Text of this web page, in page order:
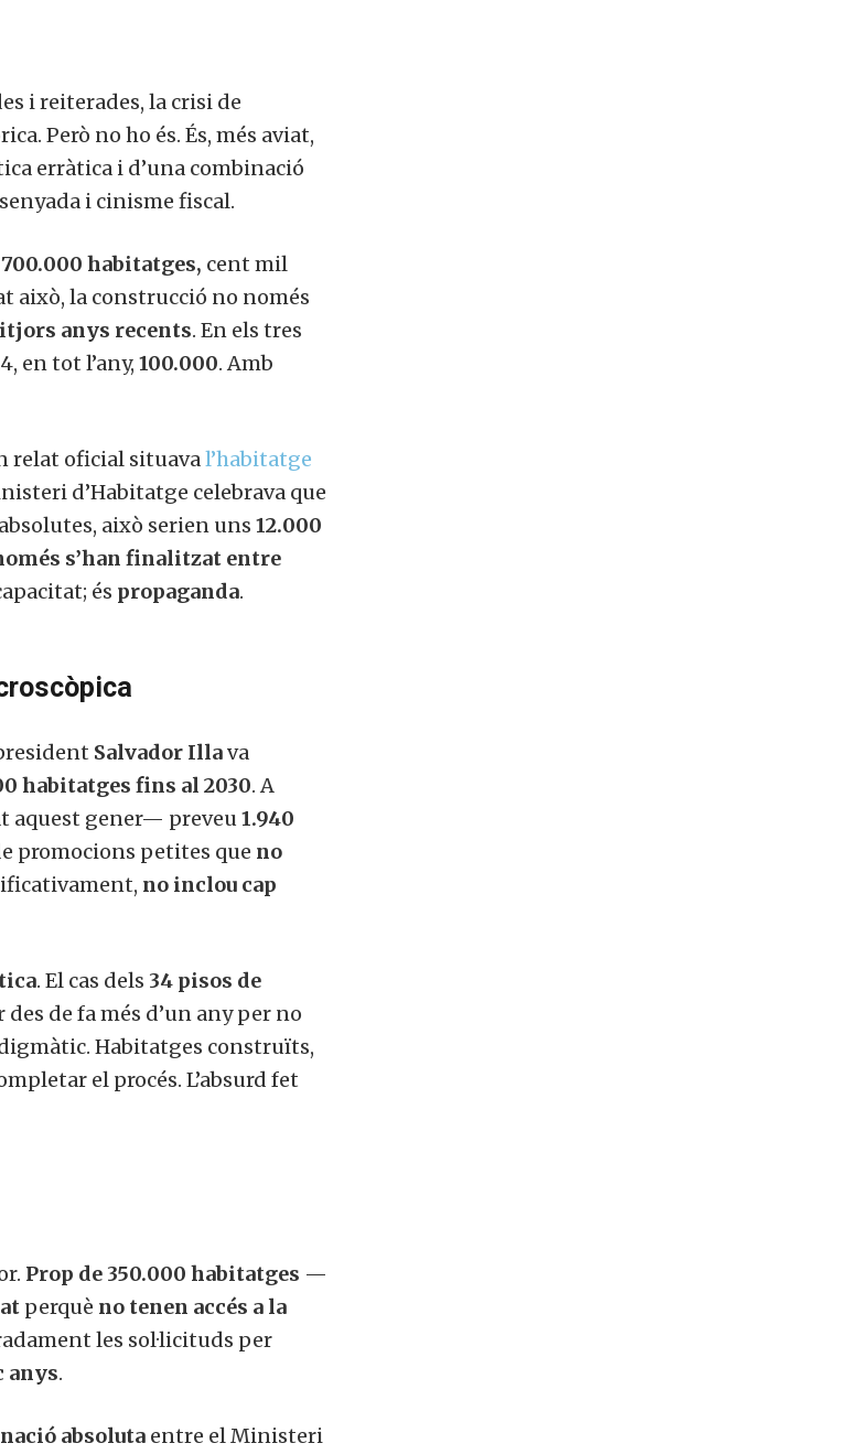
i reiterades, la crisi de
Però no ho és. És, més aviat,
erràtica i d’una combinació
i cinisme fiscal.
habitatges, cent mil
això, la construcció no només
anys recents. En els tres
en tot l’any, 100.000. Amb
relat oficial situaval’habitatge
d’Habitatge celebrava que
això serien uns 12.000
s’han finalitzat entre
és propaganda.
Salvador Illava
habitatges fins al 2030. A
aquest gener— preveu1.940
promocions petites que no
no inclou cap
. El cas dels 34 pisos de
de fa més d’un any per no
Habitatges construïts,
el procés. L’absurd fet
Prop de 350.000 habitatges —
perquè no tenen accés a la
les sol·licituds per
anys.
absoluta entre el Ministeri